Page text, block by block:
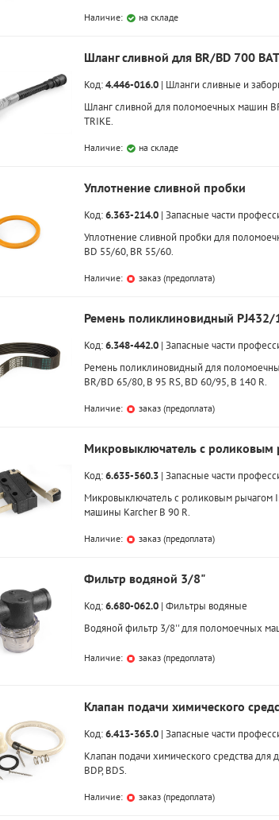
Наличие: на складе
Шланг сливной для BR/BD 700 BAT
Код:4.446-016.0| Шланги сливные и
Шланг сливной для поломоечных машин
TRIKE.
Наличие: на складе
Уплотнение сливной пробки
Код:6.363-214.0| Запасные части
Уплотнение сливной пробки для
BD 55/60, BR 55/60.
Наличие: заказ (предоплата)
Ремень поликлиновидный PJ432/
Код:6.348-442.0| Запасные части
Ремень поликлиновидный для
BR/BD 65/80, B 95 RS, BD 60/95, B 140 R.
Наличие: заказ (предоплата)
Микровыключатель с роликовым
Код:6.635-560.3| Запасные части
Микровыключатель с роликовым рычагом
машины Karcher B 90 R.
Наличие: заказ (предоплата)
Фильтр водяной 3/8"
Код:6.680-062.0| Фильтры водяные
Водяной фильтр 3/8'' для поломоечных
Наличие: заказ (предоплата)
Клапан подачи химического
Код:6.413-365.0| Запасные части
Клапан подачи химического средства
BDP, BDS.
Наличие: заказ (предоплата)